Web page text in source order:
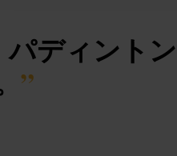
パディント
”